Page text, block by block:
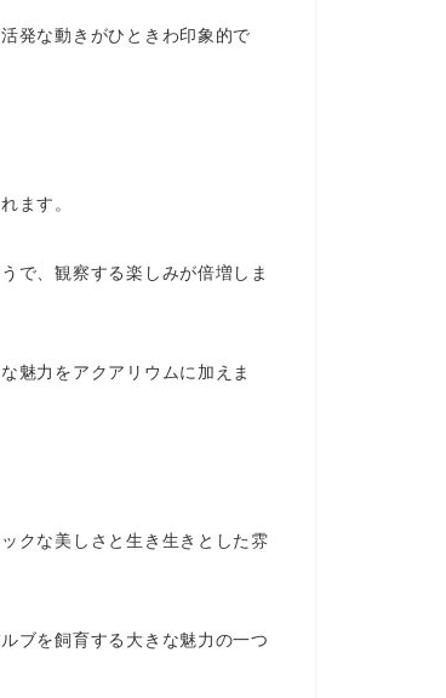
発な動きがひときわ印象的で
ます。
で、観察する楽しみが倍増しま
魅力をアクアリウムに加えま
クな美しさと生き生きとした雰
ブを飼育する大きな魅力の一つ